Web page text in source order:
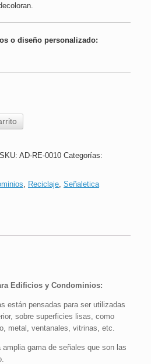
o diseño personalizado:
SKU: AD-RE-0010 Categorías:
Reciclaje Señaletica
Edificios y Condominios:
están pensadas para ser utilizadas
sobre superficies lisas, como
metal, ventanales, vitrinas, etc.
gama de señales que son las